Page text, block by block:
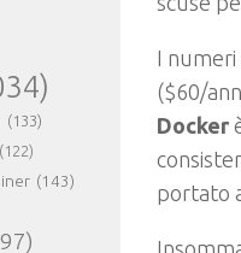
I numeri
($60/
Docker
portato
(133)
(122)
(143)